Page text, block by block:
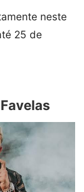
neste
25 de